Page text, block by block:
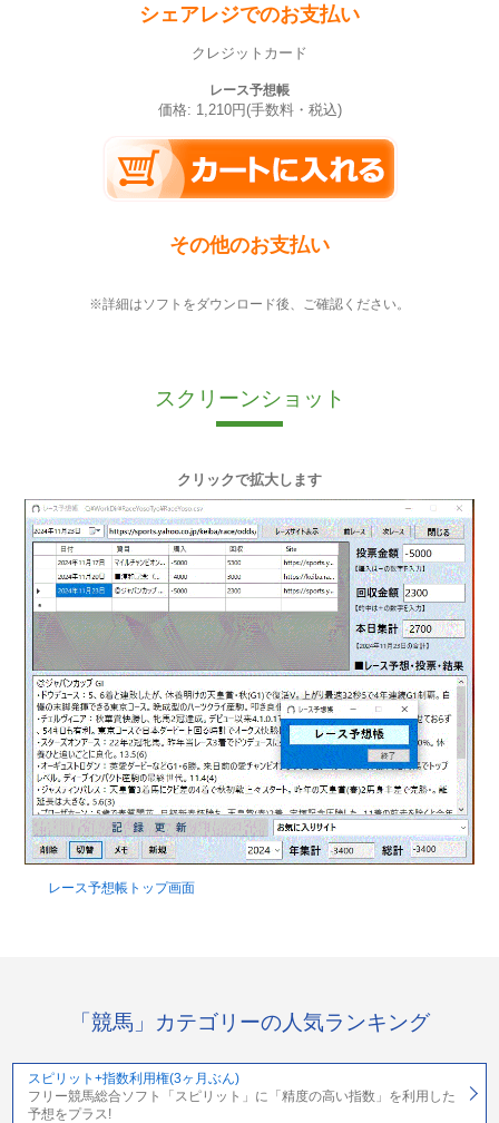
シェアレジでのお支払い
クレジットカード
レース予想帳
価格: 1,210円(手数料・税込)
その他のお支払い
※詳細はソフトをダウンロード後、ご確認ください。
スクリーンショット
クリックで拡大します
レース予想帳トップ画面
「競馬」カテゴリーの人気ランキング
スピリット+指数利用権(3ヶ月ぶん)
フリー競馬総合ソフト「スピリット」に「精度の高い指数」を利用した
予想をプラス!